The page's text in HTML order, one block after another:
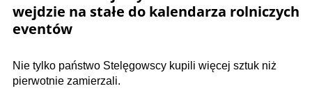
wejdzie na stałe do kalendarza rolniczych
eventów
Nie tylko państwo Stelęgowscy kupili więcej sztuk niż
pierwotnie zamierzali.